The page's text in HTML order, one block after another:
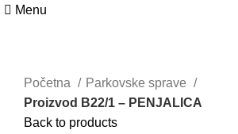
Menu
Početna
Parkovske sprave
Proizvod B22/1 – PENJALICA
Back to products